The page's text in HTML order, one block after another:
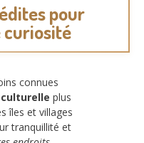
pour
connues
plus
îles et villages
tranquillité et